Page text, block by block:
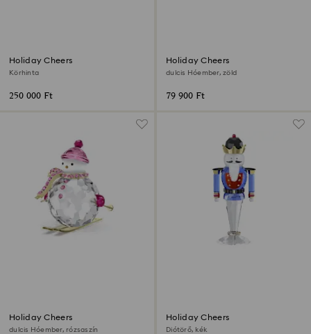
Holiday Cheers
Körhinta
250 000 Ft
Holiday Cheers
dulcis Hóember, zöld
79 900 Ft
Holiday Cheers
dulcis Hóember, rózsaszín
Holiday Cheers
Diótörő, kék